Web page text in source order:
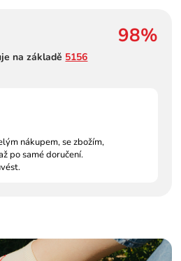
98%
na základě 5156
nákupem, se zbožím,
po samé doručení.